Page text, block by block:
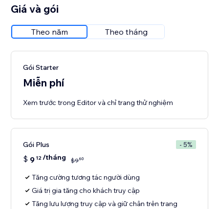
Giá và gói
Theo năm Theo tháng
Gói Starter
Miễn phí
Xem trước trong Editor và chỉ trang thử nghiệm
Gói Plus - 5%
$ 9 12/tháng $960
Tăng cường tương tác người dùng
Giá trị gia tăng cho khách truy cập
Tăng lưu lượng truy cập và giữ chân trên trang